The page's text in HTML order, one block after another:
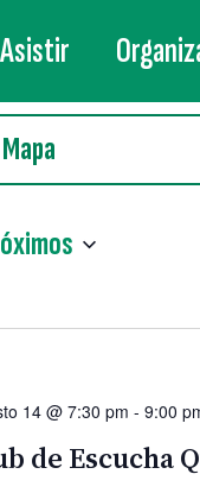
Asistir
Mapa
14 @ 7:30 pm - 9:00
de Escucha